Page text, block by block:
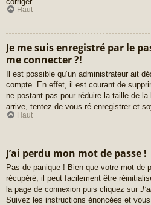
Haut
Je me suis enregistré par le
me connecter ?!
Il est possible qu’un administrateur ait
compte. En effet, il est courant de
ne postant pas pour réduire la taille de
arrive, tentez de vous ré-enregistrer et
Haut
J’ai perdu mon mot de passe !
Pas de panique ! Bien que votre mot de
récupéré, il peut facilement être
la page de connexion puis cliquez sur
Suivez les instructions énoncées et